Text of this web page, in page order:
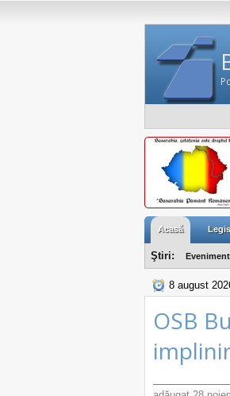
Acasă
Ştiri: Eveniment
8 august
OSB